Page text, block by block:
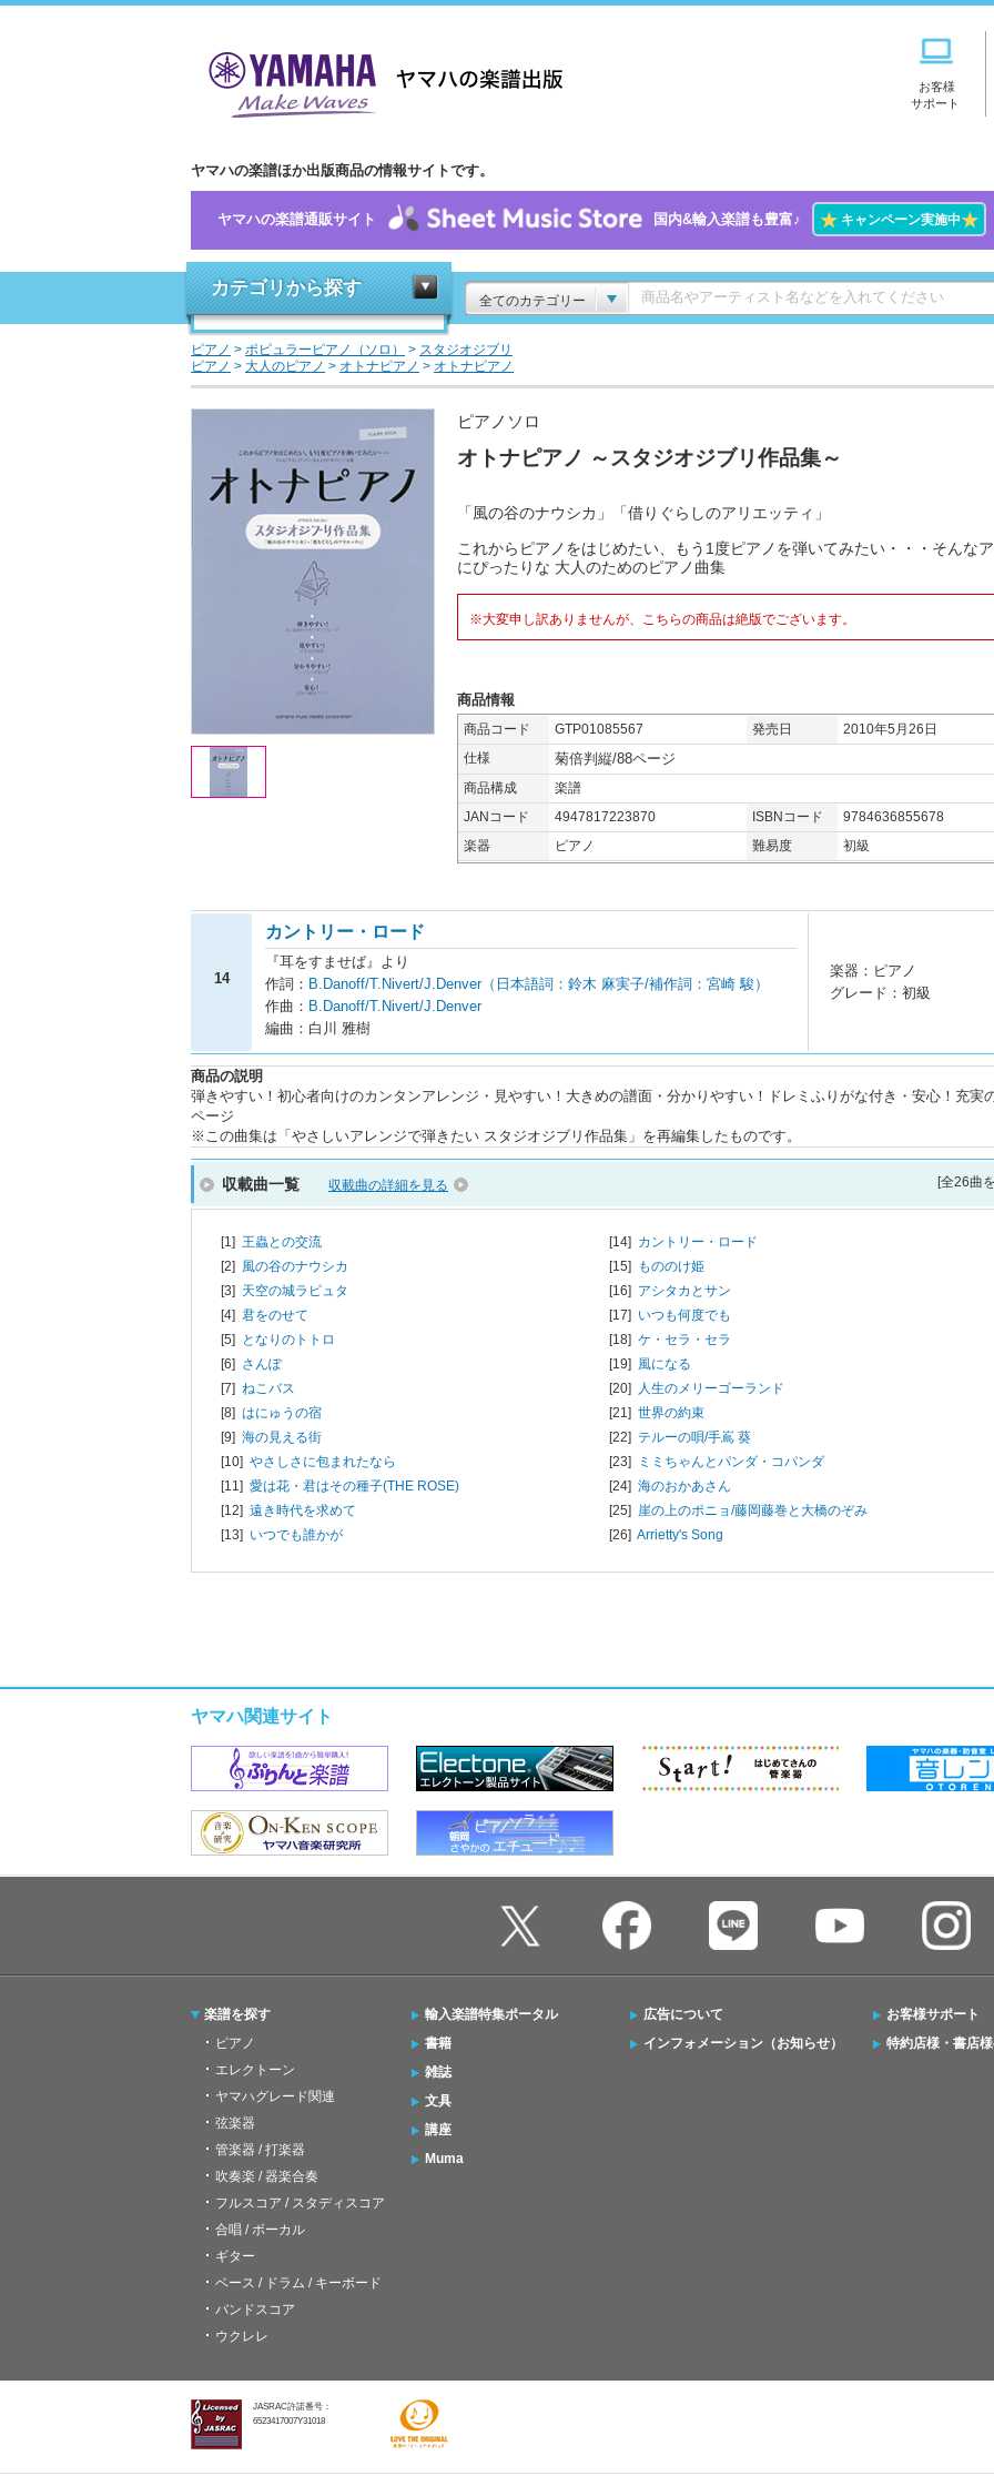
お客様
サポート
ヤマハの楽譜ほか出版商品の情報サイトです。
ヤマハの楽譜通販サイト 国内&輸入楽譜も豊富♪ ★キャンペーン実施中★
カテゴリから探す
全てのカテゴリー
ピアノ > ポピュラーピアノ（ソロ） > スタジオジブリ
ピアノ > 大人のピアノ > オトナピアノ > オトナピアノ
ピアノソロ
オトナピアノ ～スタジオジブリ作品集～
「風の谷のナウシカ」「借りぐらしのアリエッティ」
これからピアノをはじめたい、もう1度ピアノを弾いてみたい・・・そんな
にぴったりな 大人のためのピアノ曲集
※大変申し訳ありませんが、こちらの商品は絶版でございます。
商品情報
商品コード GTP01085567 発売日
2010年5月26日
仕様
菊倍判縦/88ページ
商品構成
楽譜
JANコード
4947817223870 ISBNコード
9784636855678
楽器
ピアノ 難易度 初級
14
カントリー・ロード
『耳をすませば』より
作詞： B.Danoff/T.Nivert/J.Denver（日本語詞：鈴木 麻実子/補作詞：宮崎 駿）
作曲： B.Danoff/T.Nivert/J.Denver
編曲：白川 雅樹
楽器：ピアノ
グレード：初級
商品の説明
弾きやすい！初心者向けのカンタンアレンジ・見やすい！大きめの譜面・分かりやすい！ドレミふりがな付き・安心！充実
ページ
※この曲集は「やさしいアレンジで弾きたい スタジオジブリ作品集」を再編集したものです。
収載曲一覧 収載曲の詳細を見る [全26曲
[1] 王蟲との交流
[2] 風の谷のナウシカ
[3] 天空の城ラピュタ
[4] 君をのせて
[5] となりのトトロ
[6] さんぽ
[7] ねこバス
[8] はにゅうの宿
[9] 海の見える街
[10] やさしさに包まれたなら
[11] 愛は花・君はその種子(THE ROSE)
[12] 遠き時代を求めて
[13] いつでも誰かが
[14] カントリー・ロード
[15] もののけ姫
[16] アシタカとサン
[17] いつも何度でも
[18] ケ・セラ・セラ
[19] 風になる
[20] 人生のメリーゴーランド
[21] 世界の約束
[22] テルーの唄/手嶌 葵
[23]
ミミちゃんとパンダ・コパンダ
[24] 海のおかあさん
[25] 崖の上のポニョ/藤岡藤巻と大橋のぞみ
[26] Arrietty's Song
ヤマハ関連サイト
楽譜を探す
ピアノ
エレクトーン
ヤマハグレード関連
弦楽器
管楽器 / 打楽器
吹奏楽 / 器楽合奏
フルスコア / スタディスコア
合唱 / ボーカル
ギター
ベース / ドラム / キーボード
バンドスコア
ウクレレ
輸入楽譜特集ポータル
書籍
雑誌
文具
講座
Muma
広告について
インフォメーション（お知らせ）
お客様サポート
特約店様・書店
JASRAC許諾番号：
6523417007Y31018